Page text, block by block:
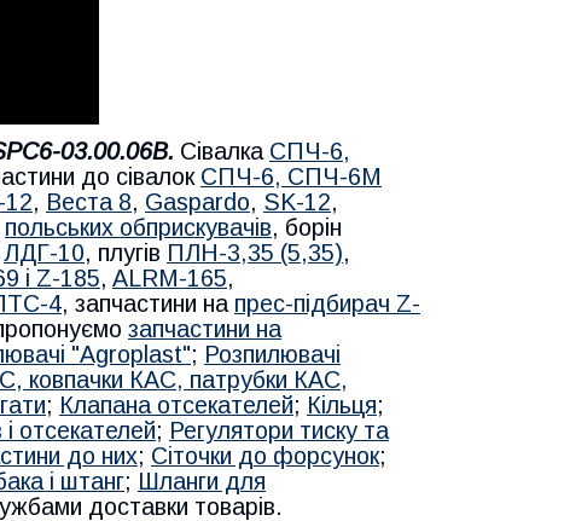
03.00.06В. Сівалка СПЧ-6,
до сівалок СПЧ-6, СПЧ-6М
, Веста 8, Gaspardo, SK-12,
польських обприскувачів, борін
ЛДГ-10, плугів ПЛН-3,35 (5,35),
і Z-185, ALRM-165,
4, запчастини на прес-підбирач Z-
запчастини на
"Agroplast"; Розпилювачі
ковпачки КАС, патрубки КАС,
; Клапана отсекателей; Кільця;
отсекателей; Регулятори тиску та
до них; Сіточки до форсунок;
і штанг; Шланги для
доставки товарів.